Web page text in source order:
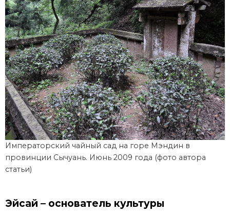
Императорский чайный сад на горе Мэндин в
провинции Сычуань. Июнь 2009 года (фото автора
статьи)
Эйсай – основатель культуры